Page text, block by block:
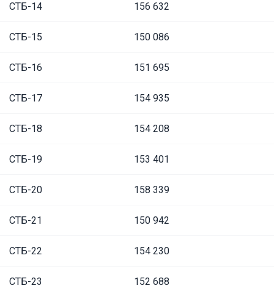
СТБ-14 156 632
СТБ-15 150 086
СТБ-16 151 695
СТБ-17 154 935
СТБ-18 154 208
СТБ-19 153 401
СТБ-20 158 339
СТБ-21 150 942
СТБ-22 154 230
СТБ-23 152 688